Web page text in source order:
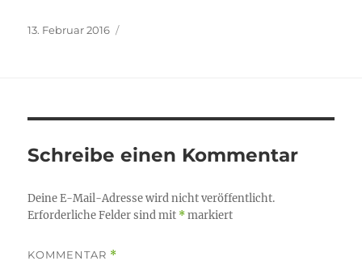
Veröffentlicht
13. Februar 2016
Schreibe einen Kommentar
Deine E-Mail-Adresse wird nicht veröffentlicht.
Erforderliche Felder sind mit *markiert
KOMMENTAR *